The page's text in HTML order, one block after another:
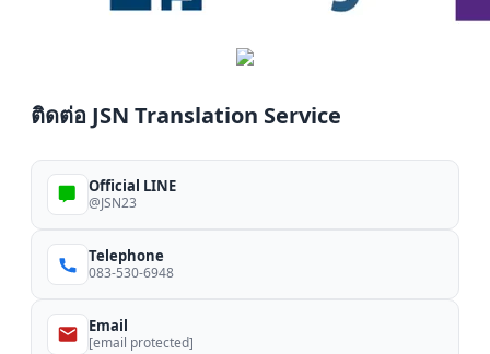
ติดต่อ JSN Translation Service
Official LINE
@JSN23
Telephone
083-530-6948
Email
[email protected]